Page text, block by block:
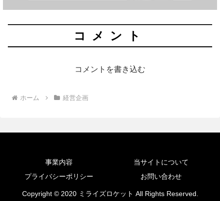
コメント
コメントを書き込む
ホーム 経営企画
事業内容
当サイトについて
プライバシーポリシー
お問い合わせ
Copyright © 2020 ミライズロケット All Rights Reserved.